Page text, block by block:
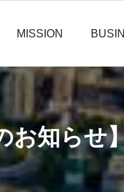
MISSION
お知らせ